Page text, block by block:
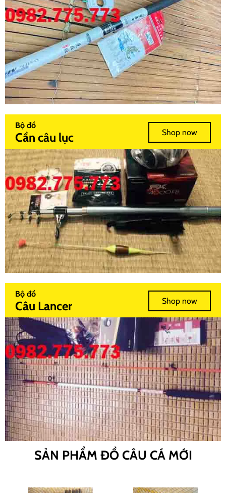
Bộ đồ
Cần câu lục Shop now
Bộ đồ
Câu Lancer Shop now
SẢN PHẨM ĐỒ CÂU CÁ MỚI